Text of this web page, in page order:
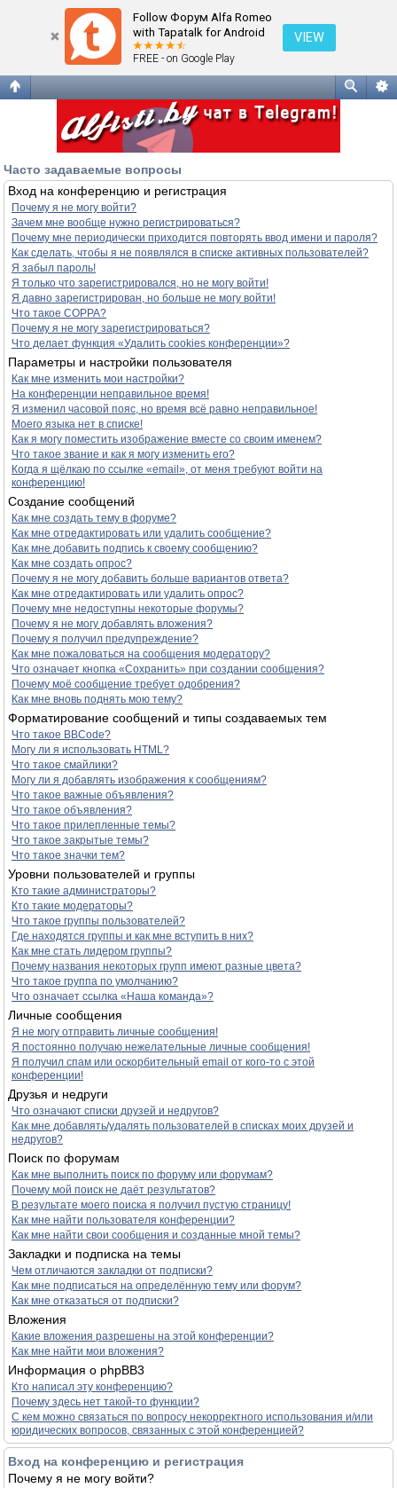
Follow Форум Alfa Romeo
with Tapatalk for Android
FREE - on Google Play
VIEW
Часто задаваемые вопросы
Часто задаваемые вопросы
Вход на конференцию и регистрация
Почему я не могу войти?
Зачем мне вообще нужно регистрироваться?
Почему мне периодически приходится повторять ввод имени и пароля?
Как сделать, чтобы я не появлялся в списке активных пользователей?
Я забыл пароль!
Я только что зарегистрировался, но не могу войти!
Я давно зарегистрирован, но больше не могу войти!
Что такое COPPA?
Почему я не могу зарегистрироваться?
Что делает функция «Удалить cookies конференции»?
Параметры и настройки пользователя
Как мне изменить мои настройки?
На конференции неправильное время!
Я изменил часовой пояс, но время всё равно неправильное!
Моего языка нет в списке!
Как я могу поместить изображение вместе со своим именем?
Что такое звание и как я могу изменить его?
Когда я щёлкаю по ссылке «email», от меня требуют войти на
конференцию!
Создание сообщений
Как мне создать тему в форуме?
Как мне отредактировать или удалить сообщение?
Как мне добавить подпись к своему сообщению?
Как мне создать опрос?
Почему я не могу добавить больше вариантов ответа?
Как мне отредактировать или удалить опрос?
Почему мне недоступны некоторые форумы?
Почему я не могу добавлять вложения?
Почему я получил предупреждение?
Как мне пожаловаться на сообщения модератору?
Что означает кнопка «Сохранить» при создании сообщения?
Почему моё сообщение требует одобрения?
Как мне вновь поднять мою тему?
Форматирование сообщений и типы создаваемых тем
Что такое BBCode?
Могу ли я использовать HTML?
Что такое смайлики?
Могу ли я добавлять изображения к сообщениям?
Что такое важные объявления?
Что такое объявления?
Что такое прилепленные темы?
Что такое закрытые темы?
Что такое значки тем?
Уровни пользователей и группы
Кто такие администраторы?
Кто такие модераторы?
Что такое группы пользователей?
Где находятся группы и как мне вступить в них?
Как мне стать лидером группы?
Почему названия некоторых групп имеют разные цвета?
Что такое группа по умолчанию?
Что означает ссылка «Наша команда»?
Личные сообщения
Я не могу отправить личные сообщения!
Я постоянно получаю нежелательные личные сообщения!
Я получил спам или оскорбительный email от кого-то с этой
конференции!
Друзья и недруги
Что означают списки друзей и недругов?
Как мне добавлять/удалять пользователей в списках моих друзей и
недругов?
Поиск по форумам
Как мне выполнить поиск по форуму или форумам?
Почему мой поиск не даёт результатов?
В результате моего поиска я получил пустую страницу!
Как мне найти пользователя конференции?
Как мне найти свои сообщения и созданные мной темы?
Закладки и подписка на темы
Чем отличаются закладки от подписки?
Как мне подписаться на определённую тему или форум?
Как мне отказаться от подписки?
Вложения
Какие вложения разрешены на этой конференции?
Как мне найти мои вложения?
Информация о phpBB3
Кто написал эту конференцию?
Почему здесь нет такой-то функции?
С кем можно связаться по вопросу некорректного использования и/или
юридических вопросов, связанных с этой конференцией?
Вход на конференцию и регистрация
Почему я не могу войти?